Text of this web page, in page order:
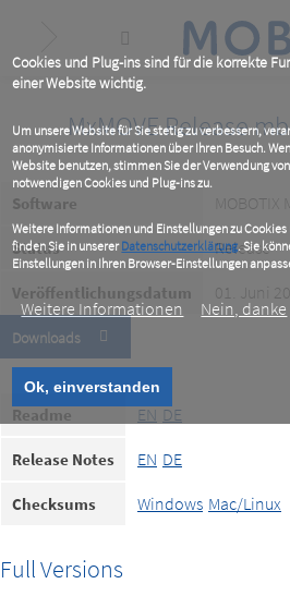
Cookies und Plug-ins sind für die korrekte
einer Website wichtig.
Um unsere Website für Sie stetig zu verbessern,
anonymisierte Informationen über Ihren Besuch.
Website benutzen, stimmen Sie der Verwendung
notwendigen Cookies und Plug-ins zu.
Weitere Informationen und Einstellungen zu
finden Sie in unsererDatenschutzerklärung. Sie
Einstellungen in Ihren Browser-Einstellungen
Weitere Informationen Nein, danke
Ok, einverstanden
content
MxMOVE Release
Software
Status Release
Veröffentlichungsdatum 01. Juni
Downloads
Readme EN DE
Release Notes EN DE
Checksums Windows Mac/Linux
Full Versions